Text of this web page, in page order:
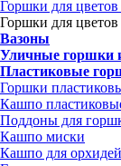
Горшки для цветов
Горшки для цветов
Вазоны
Уличные горшки
Пластиковые
Горшки
Кашпо
Поддоны для
Кашпо миски
Кашпо для орхидей